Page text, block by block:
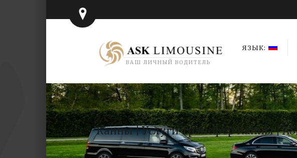
ВАШ ЛИЧНЫЙ ВОДИТЕЛЬ
ЯЗЫК:
Канны | Услуги Трансфер Канны |